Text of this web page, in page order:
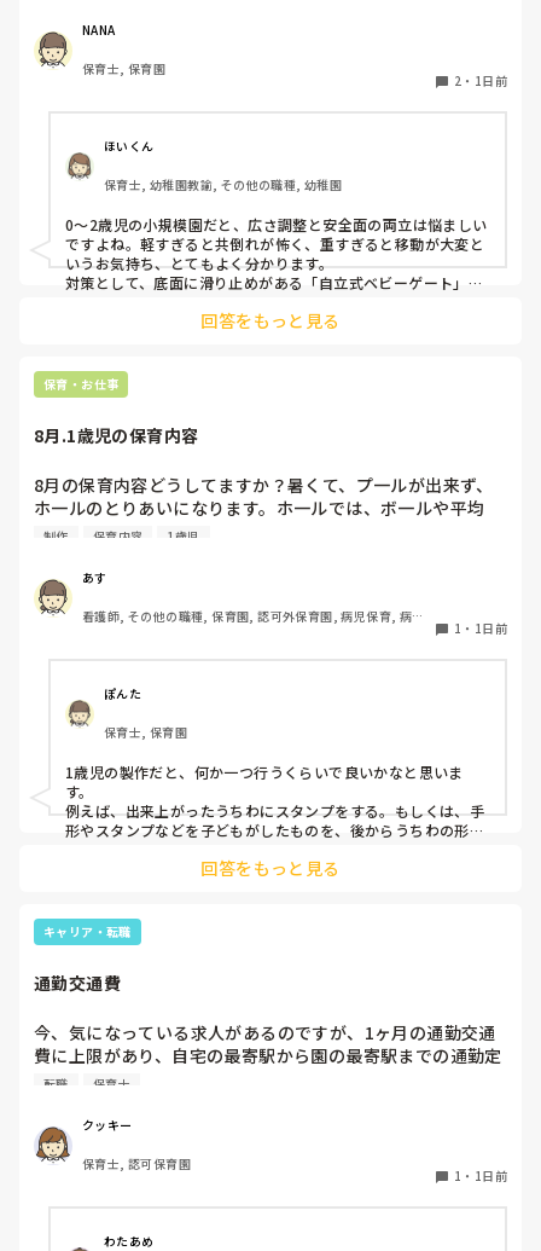
うな素材で軽いので、ちょっと体が当たると倒れたり、つか
まり立ちが不安定な子にとっては共倒れになったりで危険で
す。かと言って固定してしまうと活動によって柔軟に移動す
しっかりした重いものを置いていましたが、移動が大変で使
い勝手が悪く、子どもがぶつかって倒れた時に怖い思いをし
ました。
皆さんの園ではどんなもので工夫されていますか？
NANA
保育士, 保育園
2 ・ 1日前
ほいくん
保育士, 幼稚園教諭, その他の職種, 幼稚園
0〜2歳児の小規模園だと、広さ調整と安全面の両立は悩ましい
ですよね。軽すぎると共倒れが怖く、重すぎると移動が大変と
いうお気持ち、とてもよく分かります。
対策として、底面に滑り止めがある「自立式ベビーゲート」な
た、ストッパー付きキャスターをつけたロー棚を仕切りにすれ
り、脚元に水入りペットボトルなどの重りを付けて補強してみ
てくださいね。安全で使いやすい方法が見つかるよう応援して
回答をもっと見る
保育・お仕事
8月.1歳児の保育内容
8月の保育内容どうしてますか？暑くて、プ一ルが出来ず、
ホ一ルのとりあいになります。ホ一ルでは、ボ一ルや平均
台、風船で遊んでいます。製作で、うちわや望遠鏡や風鈴🎐
クラスです、玩具で遊ばせながら、何人かずつよんで、やっ
ています。何か、いいアイデアや、工夫など、何でもいいの
で、教えて下さい。
制作 保育内容 1歳児
あす
看護師, その他の職種, 保育園, 認可外保育園, 病児保育, 病院
1 ・ 1日前
ぽんた
保育士, 保育園
1歳児の製作だと、何か一つ行うくらいで良いかなと思いま
す。
例えば、出来上がったうちわにスタンプをする。もしくは、手
形やスタンプなどを子どもがしたものを、後からうちわの形に
雨遊び、氷遊び、など間食遊びをたくさん行っています。
す！いつもと違うおもちゃ、室内に興味津々です！
回答をもっと見る
キャリア・転職
通勤交通費
今、気になっている求人があるのですが、1ヶ月の通勤交通
費に上限があり、自宅の最寄駅から園の最寄駅までの通勤定
期代が5,000円ほどオーバーします
私としてはなかなか大きい金額なので、この時点で応募を迷
っているのですが、皆さんならどうしますか？
転職 保育士
クッキー
保育士, 認可保育園
1 ・ 1日前
わたあめ